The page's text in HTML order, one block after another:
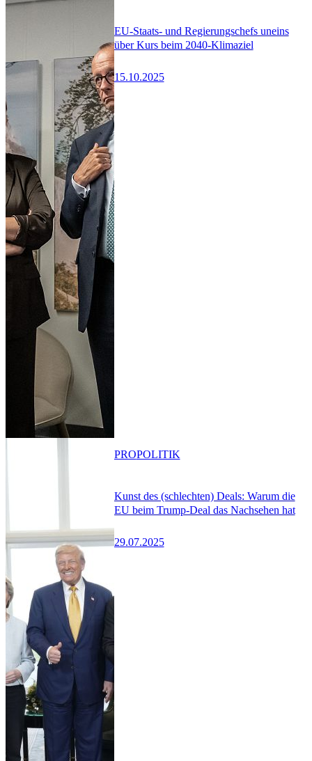
EU-Staats- und Regierungschefs uneins
über Kurs beim 2040-Klimaziel
15.10.2025
Kunst des (schlechten) Deals: Warum die
EU beim Trump-Deal das Nachsehen hat
29.07.2025
PROPOLITIK